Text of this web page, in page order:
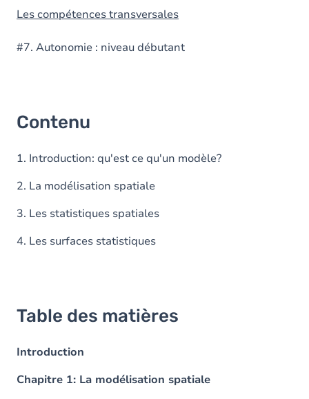
Les compétences transversales
#7. Autonomie : niveau débutant
Contenu
1. Introduction: qu'est ce qu'un modèle?
2. La modélisation spatiale
3. Les statistiques spatiales
4. Les surfaces statistiques
Table des matières
Introduction
Chapitre 1: La modélisation spatiale